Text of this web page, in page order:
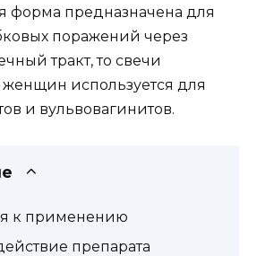
форма предназначена для
поражений через
тракт, то свечи
используется для
и вульвовагинитов.
к применению
препарата